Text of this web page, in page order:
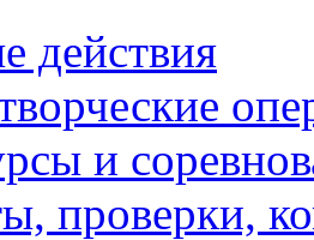
действия
и
проверки,